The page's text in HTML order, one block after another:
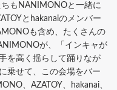
もNANIMONOと一緒に
とhakanaiのメンバー
も含め、たくさんの
が、「インキャが
を高く揺らして踊りなが
乗せて、この会場をバー
、AZATOY、hakanai、